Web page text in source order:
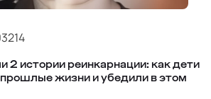
2 истории реинкарнации: как дети
жизни и убедили в этом